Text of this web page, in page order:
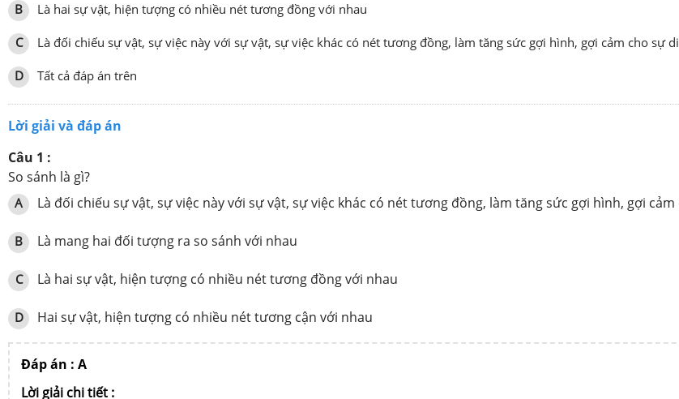
B Là hai sự vật, hiện tượng có nhiều nét tương đồng với nhau
C Là đối chiếu sự vật, sự việc này với sự vật, sự việc khác có nét tương đồng, làm tăng sức gợi hình, gợi cảm cho sự
D Tất cả đáp án trên
Lời giải và đáp án
Câu 1 :
So sánh là gì?
A Là đối chiếu sự vật, sự việc này với sự vật, sự việc khác có nét tương đồng, làm tăng sức gợi hình, gợi
B Là mang hai đối tượng ra so sánh với nhau
C Là hai sự vật, hiện tượng có nhiều nét tương đồng với nhau
D Hai sự vật, hiện tượng có nhiều nét tương cận với nhau
Đáp án : A
Lời giải chi tiết :